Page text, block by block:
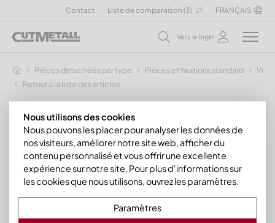
Contact Liste de comparaison (3) FRANÇAIS
Vers le login
Pièces detachées par type Pièces et fixations standard
Vis
Retour à la liste des articles
Nous utilisons des cookies
Nous pouvons les placer pour analyser les données de
nos visiteurs, améliorer notre site web, afficher du
contenu personnalisé et vous offrir une excellente
expérience sur notre site. Pour plus d'informations sur
les cookies que nous utilisons, ouvrez les paramètres.
Paramètres